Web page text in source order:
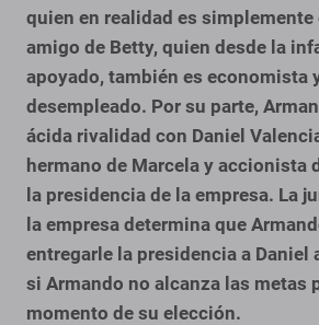
quien en realidad es
amigo de Betty, quien desde la
apoyado, también es economista
desempleado. Por su parte,
ácida rivalidad con Daniel
hermano de Marcela y accionista
la presidencia de la empresa. La
la empresa determina que
entregarle la presidencia a Daniel
si Armando no alcanza las metas
momento de su elección.